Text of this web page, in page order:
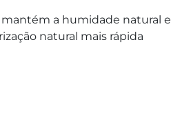
mantém a humidade natural e
natural mais rápida